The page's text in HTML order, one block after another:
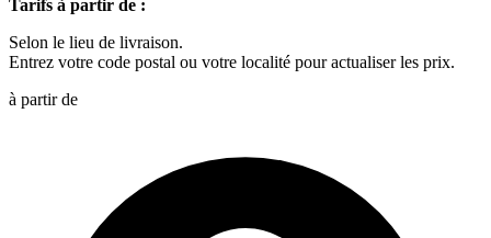
Tarifs à partir de :
Selon le lieu de livraison.
Entrez votre code postal ou votre localité pour actualiser les prix.
à partir de